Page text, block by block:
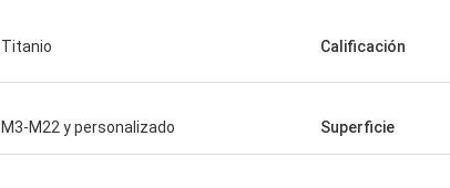
Titanio Calificación
M3-M22 y personalizado Superficie